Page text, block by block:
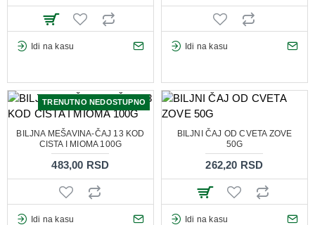
Idi na kasu Idi na kasu
TRENUTNO NEDOSTUPNO
BILJNA MEŠAVINA-ČAJ 13 KOD
CISTA I MIOMA 100G
483,00 RSD
Idi na kasu
BILJNI ČAJ OD CVETA ZOVE
50G
262,20 RSD
Idi na kasu